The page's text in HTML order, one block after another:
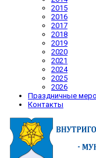
2015
2016
2017
2018
2019
2020
2021
2024
2025
2026
Праздничные
Контакты